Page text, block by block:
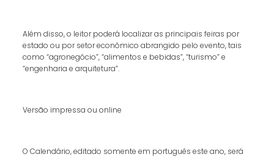
Além disso, o leitor poderá localizar as principais feiras por
estado ou por setor econômico abrangido pelo evento, tais
como “agronegócio”, “alimentos e bebidas”, “turismo” e
“engenharia e arquitetura”.
Versão impressa ou online
O Calendário, editado somente em português este ano, será